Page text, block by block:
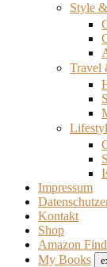
Style
Travel
Impressum
Kontakt
Shop
Amazon
My Books